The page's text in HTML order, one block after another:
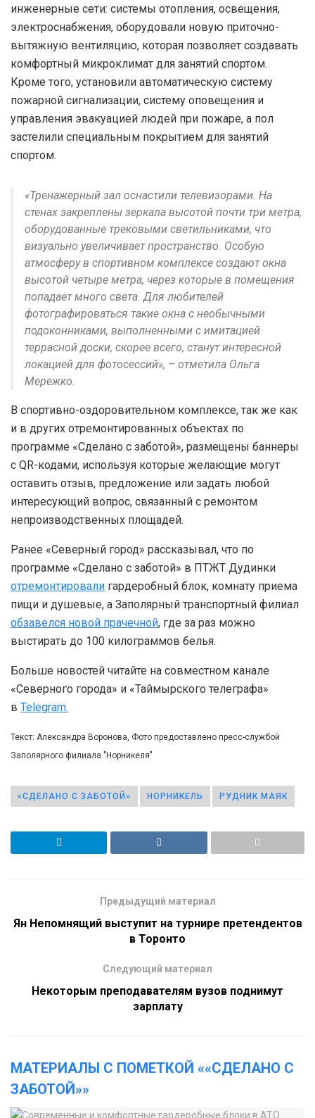
инженерные сети: системы отопления, освещения,
электроснабжения, оборудовали новую приточно-
вытяжную вентиляцию, которая позволяет создавать
комфортный микроклимат для занятий спортом.
Кроме того, установили автоматическую систему
пожарной сигнализации, систему оповещения и
управления эвакуацией людей при пожаре, а пол
застелили специальным покрытием для занятий
спортом.
«Тренажерный зал оснастили телевизорами. На
стенах закреплены зеркала высотой почти три метра,
оборудованные трековыми светильниками, что
визуально увеличивает пространство. Особую
атмосферу в спортивном комплексе создают окна
высотой четыре метра, через которые в помещения
попадает много света. Для любителей
фотографироваться такие окна с необычными
подоконниками, выполненными с имитацией
террасной доски, скорее всего, станут интересной
локацией для фотосессий», – отметила Ольга
Мережко.
В спортивно-оздоровительном комплексе, так же как
и в других отремонтированных объектах по
программе «Сделано с заботой», размещены баннеры
с QR-кодами, используя которые желающие могут
оставить отзыв, предложение или задать любой
интересующий вопрос, связанный с ремонтом
непроизводственных площадей.
Ранее «Северный город» рассказывал, что по
программе «Сделано с заботой» в ПТЖТ Дудинки
отремонтировали гардеробный блок, комнату приема
пищи и душевые, а Заполярный транспортный филиал
обзавелся новой прачечной, где за раз можно
выстирать до 100 килограммов белья.
Больше новостей читайте на совместном канале
«Северного города» и «Таймырского телеграфа»
в Telegram.
Текст: Александра Воронова, Фото предоставлено пресс-службой
Заполярного филиала "Норникеля"
«СДЕЛАНО С ЗАБОТОЙ» НОРНИКЕЛЬ РУДНИК МАЯК
Предыдущий материал
Ян Непомнящий выступит на турнире претендентов
в Торонто
Следующий материал
Некоторым преподавателям вузов поднимут
зарплату
МАТЕРИАЛЫ С ПОМЕТКОЙ ««СДЕЛАНО С
ЗАБОТОЙ»»